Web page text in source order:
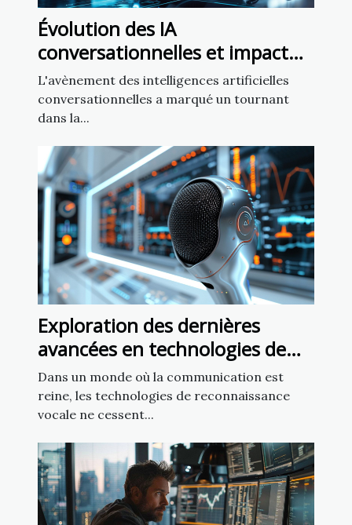
Évolution des IA
conversationnelles et impact
sur la liberté d'expression
L'avènement des intelligences artificielles
conversationnelles a marqué un tournant
dans la...
Exploration des dernières
avancées en technologies de
reconnaissance vocale
Dans un monde où la communication est
reine, les technologies de reconnaissance
vocale ne cessent...